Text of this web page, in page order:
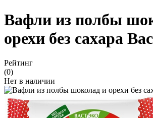
Вафли из полбы
орехи без сахара
Рейтинг
(0)
Нет в наличии